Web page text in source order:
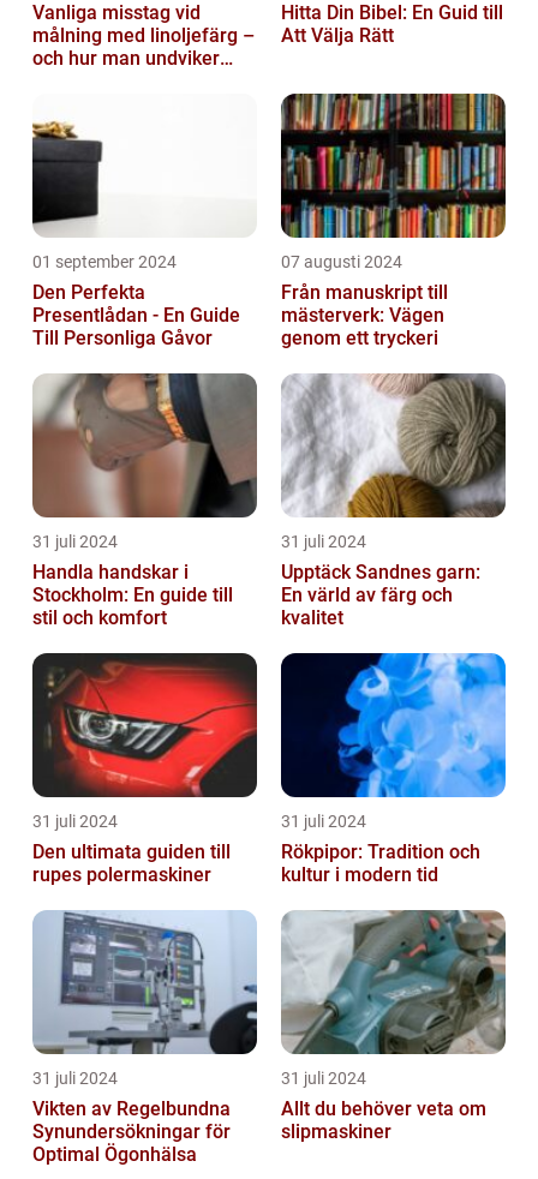
Vanliga misstag vid
målning med linoljefärg –
och hur man undviker
Hitta Din Bibel: En Guid till
Att Välja Rätt
01 september 2024
Den Perfekta
Presentlådan - En Guide
Till Personliga Gåvor
07 augusti 2024
Från manuskript till
mästerverk: Vägen
genom ett tryckeri
31 juli 2024
Handla handskar i
Stockholm: En guide till
stil och komfort
31 juli 2024
Upptäck Sandnes garn:
En värld av färg och
kvalitet
31 juli 2024
Den ultimata guiden till
rupes polermaskiner
31 juli 2024
Rökpipor: Tradition och
kultur i modern tid
31 juli 2024
Vikten av Regelbundna
Synundersökningar för
Optimal Ögonhälsa
31 juli 2024
Allt du behöver veta om
slipmaskiner